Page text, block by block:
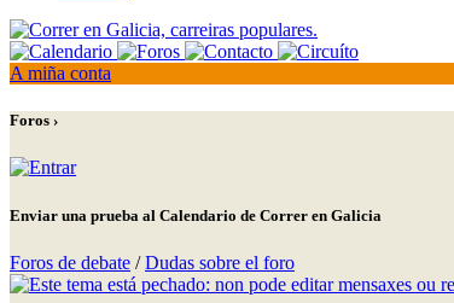
A miña conta
Foros ›
Enviar una prueba al Calendario de Correr en Galicia
Foros de debate /Dudas sobre el foro